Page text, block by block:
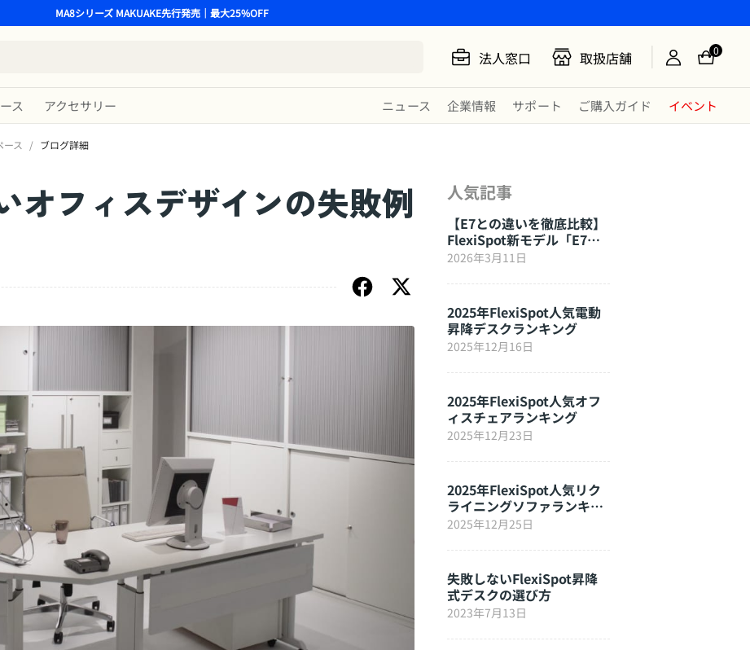
MA8シリーズ MAKUAKE先行発売｜最大25%OFF
法人窓口 取扱店舗 0
ス アクセサリー ニュース 企業情報 サポート ご購入ガイド イベント
ース / ブログ詳細
オフィスデザインの失敗例
人気記事
【E7との違いを徹底比較】
FlexiSpot新モデル「E7
Click」はここが進化した
2026年3月11日
2025年FlexiSpot人気電動
昇降デスクランキング
2025年12月16日
2025年FlexiSpot人気オフ
ィスチェアランキング
2025年12月23日
2025年FlexiSpot人気リク
ライニングソファランキン
グ
2025年12月25日
失敗しないFlexiSpot昇降
式デスクの選び方
2023年7月13日